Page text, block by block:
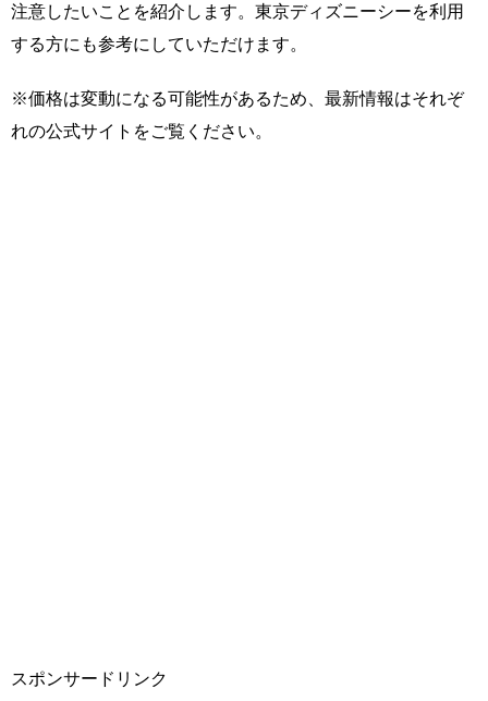
注意したいことを紹介します。東京ディズニーシーを利用
する方にも参考にしていただけます。
※価格は変動になる可能性があるため、最新情報はそれぞ
れの公式サイトをご覧ください。
スポンサードリンク